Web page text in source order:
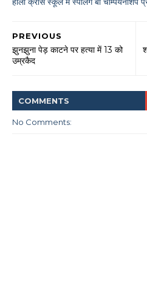
PREVIOUS
झुनझुना पेड़ काटने पर हत्या में 13 को
उम्रकैद
COMMENTS
No Comments: